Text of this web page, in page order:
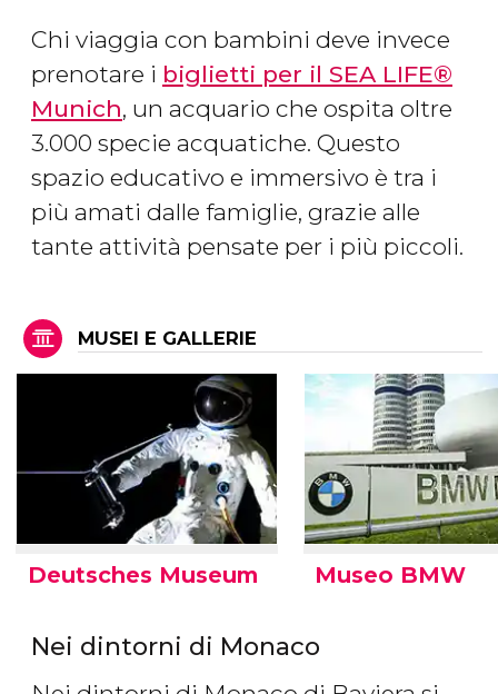
Chi viaggia con bambini deve invece
prenotare i biglietti per il SEA LIFE®
Munich, un acquario che ospita oltre
3.000 specie acquatiche. Questo
spazio educativo e immersivo è tra i
più amati dalle famiglie, grazie alle
tante attività pensate per i più piccoli.
MUSEI E GALLERIE
Deutsches Museum Museo BMW
Nei dintorni di Monaco